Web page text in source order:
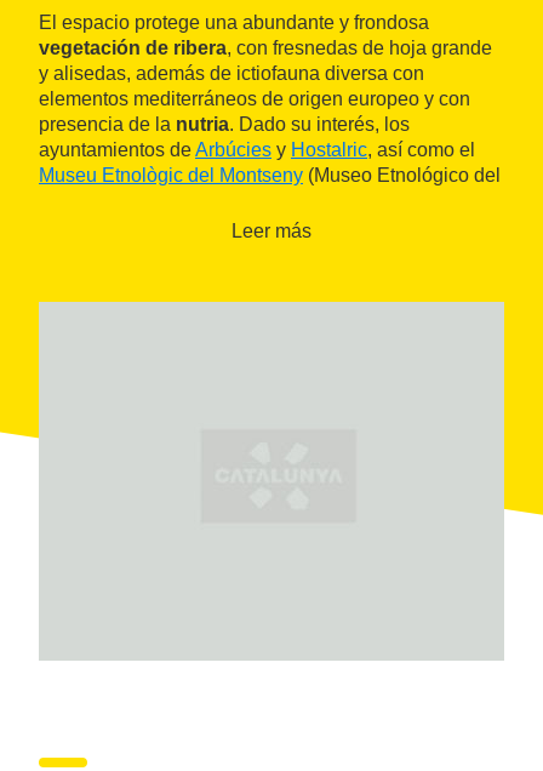
El espacio protege una abundante y frondosa
vegetación de ribera, con fresnedas de hoja grande
y alisedas, además de ictiofauna diversa con
elementos mediterráneos de origen europeo y con
presencia de la nutria. Dado su interés, los
ayuntamientos deArbúcies y Hostalric, así como el
Museu Etnològic del Montseny (Museo Etnológico del
paseos por los caminos que flanquean el espacio.
Leer más